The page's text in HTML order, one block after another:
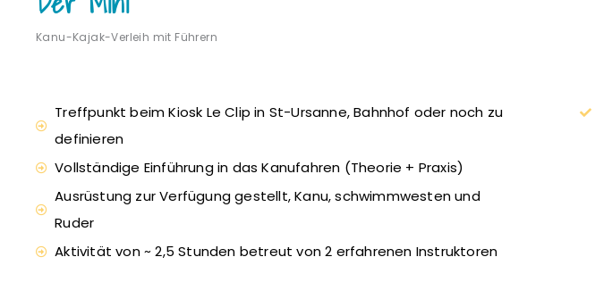
Kanu-Kajak-Verleih mit Führern
Treffpunkt beim Kiosk Le Clip in St-Ursanne, Bahnhof oder noch zu
definieren
Vollständige Einführung in das Kanufahren (Theorie + Praxis)
Ausrüstung zur Verfügung gestellt, Kanu, schwimmwesten und
Ruder
Aktivität von ~ 2,5 Stunden betreut von 2 erfahrenen Instruktoren